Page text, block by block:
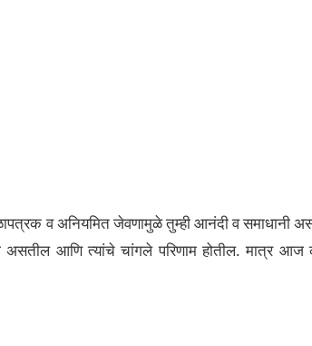
व अनियमित जेवणामुळे तुम्ही आनंदी व समाधानी
असतील आणि त्यांचे चांगले परिणाम होतील. मात्र आज